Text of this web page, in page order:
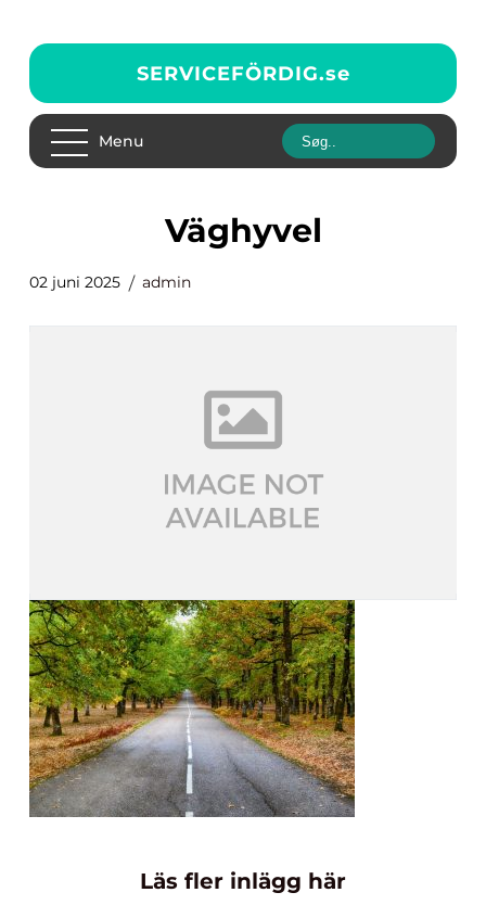
SERVICEFÖRDIG.se
Menu
väghyvel
02 juni 2025 admin
Läs fler inlägg här